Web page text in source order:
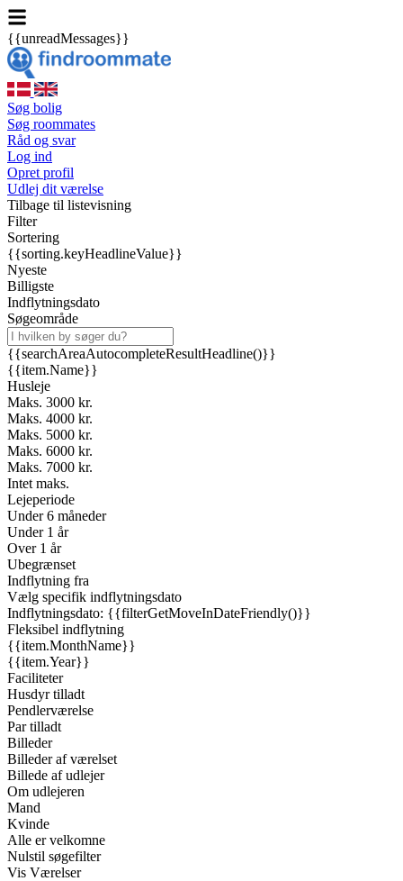
{{unreadMessages}}
Søg bolig
Søg roommates
Råd og svar
Log ind
Opret profil
Udlej dit værelse
Tilbage til listevisning
Filter
Sortering
{{sorting.keyHeadlineValue}}
Nyeste
Billigste
Indflytningsdato
Søgeområde
{{searchAreaAutocompleteResultHeadline()}}
{{item.Name}}
Husleje
Maks. 3000 kr.
Maks. 4000 kr.
Maks. 5000 kr.
Maks. 6000 kr.
Maks. 7000 kr.
Intet maks.
Lejeperiode
Under 6 måneder
Under 1 år
Over 1 år
Ubegrænset
Indflytning fra
Vælg specifik indflytningsdato
Indflytningsdato: {{filterGetMoveInDateFriendly()}}
Fleksibel indflytning
{{item.MonthName}}
{{item.Year}}
Faciliteter
Husdyr tilladt
Pendlerværelse
Par tilladt
Billeder
Billeder af værelset
Billede af udlejer
Om udlejeren
Mand
Kvinde
Alle er velkomne
Nulstil søgefilter
Vis Værelser